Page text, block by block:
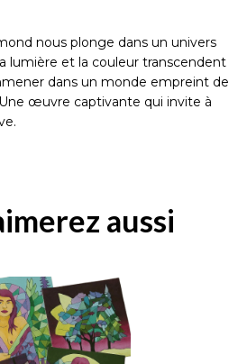
nous plonge dans un univers
lumière et la couleur transcendent
dans un monde empreint de
œuvre captivante qui invite à
aussi